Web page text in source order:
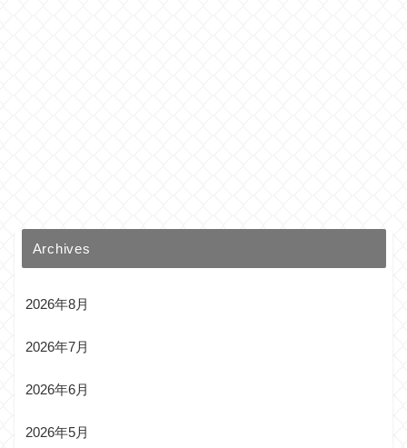
Archives
2026年8月
2026年7月
2026年6月
2026年5月